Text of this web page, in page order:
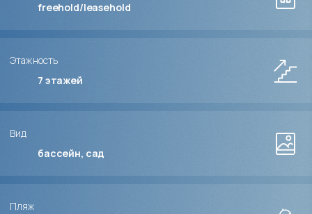
freehold/leasehold
Этажность
7 этажей
Вид
бассейн, сад
Пляж